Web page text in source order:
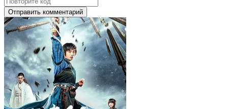
Отправить комментарий